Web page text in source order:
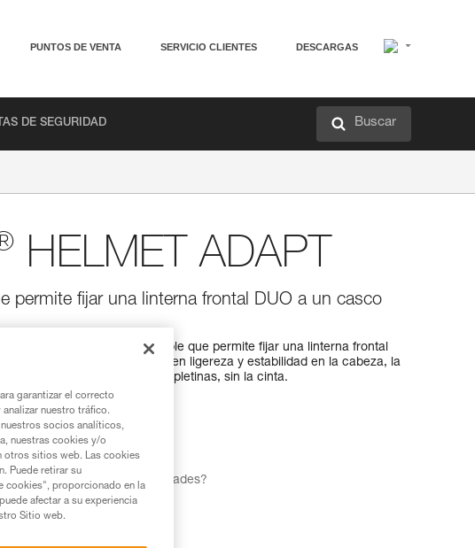
PUNTOS DE VENTA SERVICIO CLIENTES DESCARGAS
DE SEGURIDAD Buscar
HELMET ADAPT
permite fijar una linterna frontal DUO a un casco
ADAPT es un accesorio extraíble que permite fijar una linterna frontal
a un casco Petzl. Para ganar en ligereza y estabilidad en la cabeza, la
se fijan directamente en las pletinas, sin la cinta.
de venta
frontal para tus actividades?
garantizar el correcto
nuestro tráfico.
socios analíticos,
nuestras cookies y/o
otros sitios web. Las cookies
Puede retirar su
cookies", proporcionado en la
afectar a su experiencia
Sitio web.